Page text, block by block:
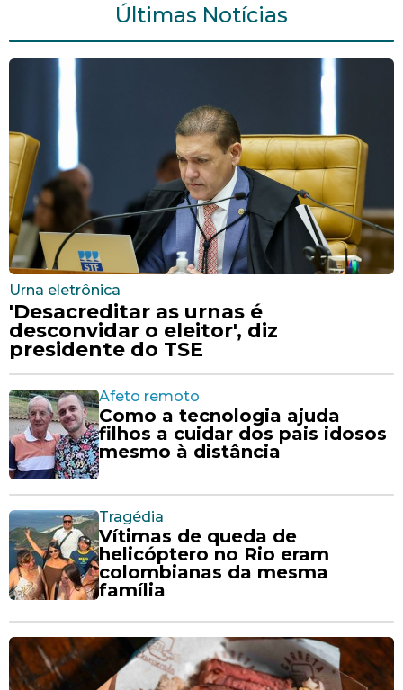
Últimas Notícias
Urna eletrônica
'Desacreditar as urnas é
desconvidar o eleitor', diz
presidente do TSE
Afeto remoto
Como a tecnologia ajuda
filhos a cuidar dos pais idosos
mesmo à distância
Tragédia
Vítimas de queda de
helicóptero no Rio eram
colombianas da mesma
família